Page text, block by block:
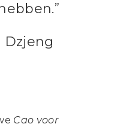
Dzjeng
Cao voor